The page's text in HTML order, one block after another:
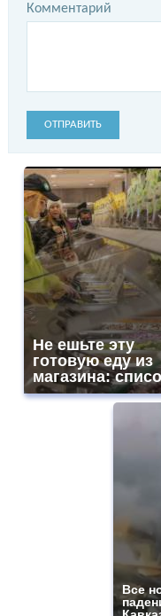
Комментарий
ОТПРАВИТЬ
Не ешьте эту
готовую еду из
магазина:
Все